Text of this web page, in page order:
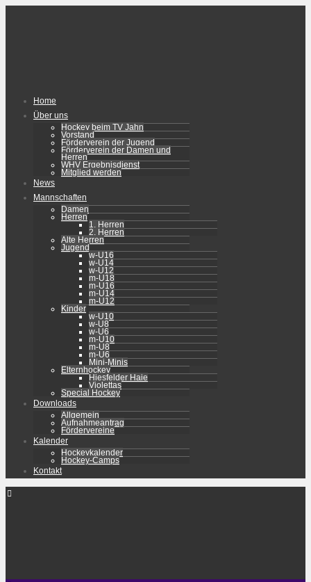
Home
Über uns
Hockey beim TV Jahn
Vorstand
Förderverein der Jugend
Förderverein der Damen und
Herren
WHV Ergebnisdienst
Mitglied werden
News
Mannschaften
Damen
Herren
1. Herren
2. Herren
Alte Herren
Jugend
w-U16
w-U14
w-U12
m-U18
m-U16
m-U14
m-U12
Kinder
w-U10
w-U8
w-U6
m-U10
m-U8
m-U6
Mini-Minis
Elternhockey
Hiesfelder Haie
Violettas
Special Hockey
Downloads
Allgemein
Aufnahmeantrag
Fördervereine
Kalender
Hockeykalender
Hockey-Camps
Kontakt